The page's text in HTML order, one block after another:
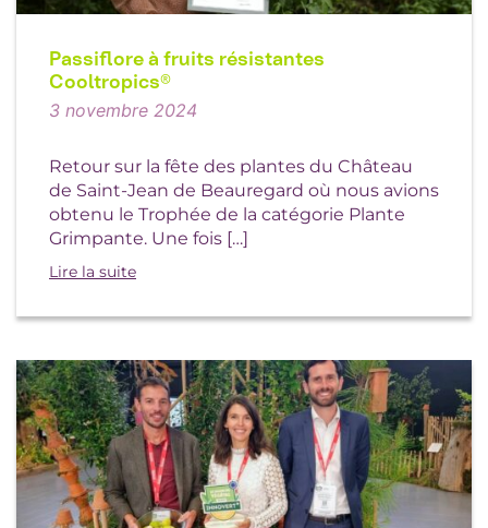
Passiflore à fruits résistantes
Cooltropics®
3 novembre 2024
Retour sur la fête des plantes du Château
de Saint-Jean de Beauregard où nous avions
obtenu le Trophée de la catégorie Plante
Grimpante. Une fois […]
Lire la suite